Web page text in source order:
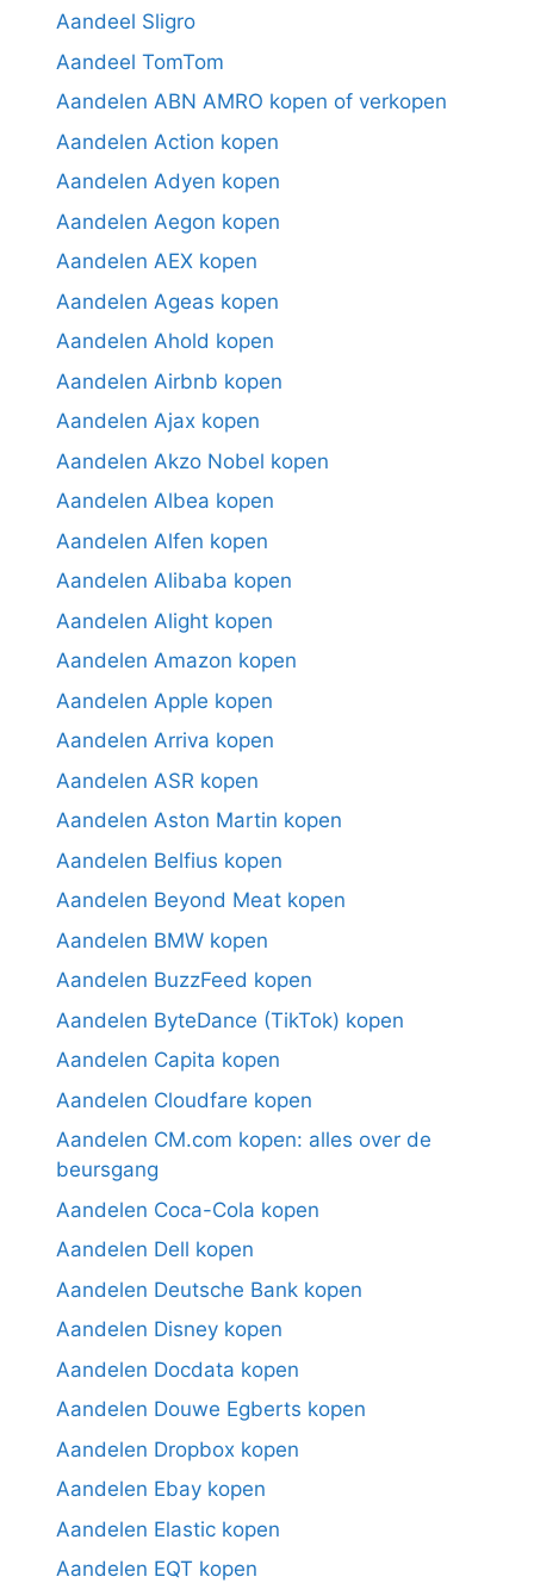
Aandeel Sligro
Aandeel TomTom
Aandelen ABN AMRO kopen of verkopen
Aandelen Action kopen
Aandelen Adyen kopen
Aandelen Aegon kopen
Aandelen AEX kopen
Aandelen Ageas kopen
Aandelen Ahold kopen
Aandelen Airbnb kopen
Aandelen Ajax kopen
Aandelen Akzo Nobel kopen
Aandelen Albea kopen
Aandelen Alfen kopen
Aandelen Alibaba kopen
Aandelen Alight kopen
Aandelen Amazon kopen
Aandelen Apple kopen
Aandelen Arriva kopen
Aandelen ASR kopen
Aandelen Aston Martin kopen
Aandelen Belfius kopen
Aandelen Beyond Meat kopen
Aandelen BMW kopen
Aandelen BuzzFeed kopen
Aandelen ByteDance (TikTok) kopen
Aandelen Capita kopen
Aandelen Cloudfare kopen
Aandelen CM.com kopen: alles over de
beursgang
Aandelen Coca-Cola kopen
Aandelen Dell kopen
Aandelen Deutsche Bank kopen
Aandelen Disney kopen
Aandelen Docdata kopen
Aandelen Douwe Egberts kopen
Aandelen Dropbox kopen
Aandelen Ebay kopen
Aandelen Elastic kopen
Aandelen EQT kopen